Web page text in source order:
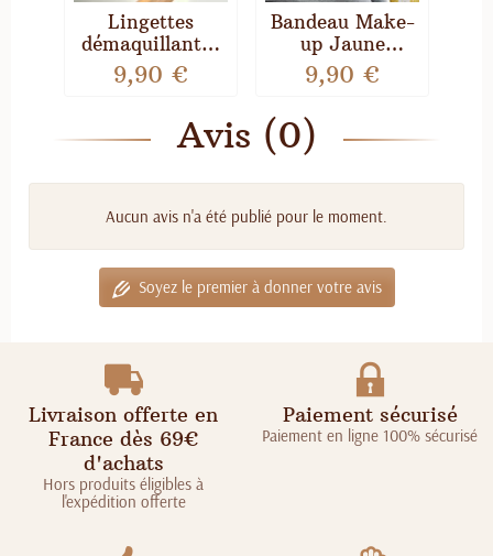
Lingettes
démaquillantes
lavables Jaune
curcuma Riad –
9,90 €
Bandeau Make-
up Jaune
curcuma Riad
9,90 €
Avis (0)
Aucun avis n'a été publié pour le moment.
Soyez le premier à donner votre avis
Livraison offerte en
France dès 69€
d'achats
Hors produits éligibles à
l'expédition offerte
Paiement sécurisé
Paiement en ligne 100% sécurisé